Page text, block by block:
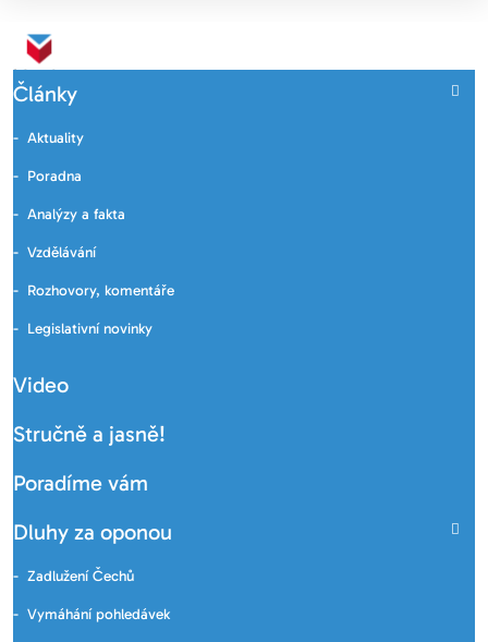
Články
Aktuality
Poradna
Analýzy a fakta
Vzdělávání
Rozhovory, komentáře
Legislativní novinky
Video
Stručně a jasně!
Poradíme vám
Dluhy za oponou
Zadlužení Čechů
Vymáhání pohledávek